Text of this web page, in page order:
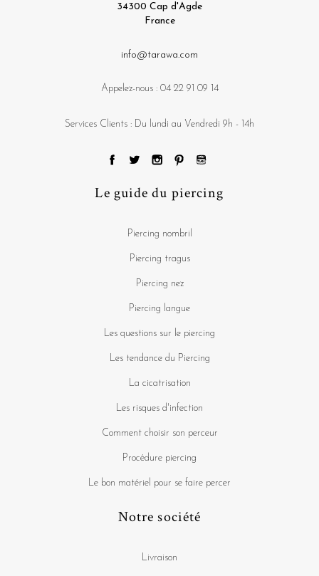
34300 Cap d'Agde
France
info@tarawa.com
Appelez-nous : 04 22 91 09 14
Services Clients : Du lundi au Vendredi 9h - 14h
Le guide du piercing
Piercing nombril
Piercing tragus
Piercing nez
Piercing langue
Les questions sur le piercing
Les tendance du Piercing
La cicatrisation
Les risques d'infection
Comment choisir son perceur
Procédure piercing
Le bon matériel pour se faire percer
Notre société
Livraison